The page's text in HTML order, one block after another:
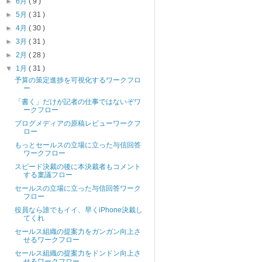
►5月( 31 )
►4月( 30 )
►3月( 31 )
►2月( 28 )
▼ 1月( 31 )
予算の策定進捗を可視化するワークフロ
ー
「書く」だけが記者の仕事ではないぞワ
ークフロー
ブログメディアの原稿レビューワークフ
ロー
もっとセールスの立場に立った与信回答
ワークフロー
スピード決裁の後に本決裁者もコメント
する稟議フロー
セールスの立場に立った与信回答ワーク
フロー
役員なら誰でもイイ、早くiPhone決裁し
てくれ
セールス組織の提案力をガンガン向上さ
せるワークフロー
セールス組織の提案力をドンドン向上さ